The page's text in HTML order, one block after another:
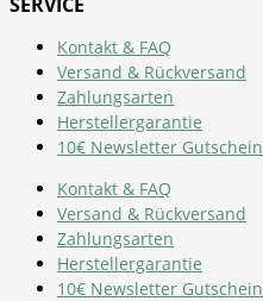
Kontakt & FAQ
Versand & Rückversand
Zahlungsarten
Herstellergarantie
10€ Newsletter Gutschein
Kontakt & FAQ
Versand & Rückversand
Zahlungsarten
Herstellergarantie
10€ Newsletter Gutschein